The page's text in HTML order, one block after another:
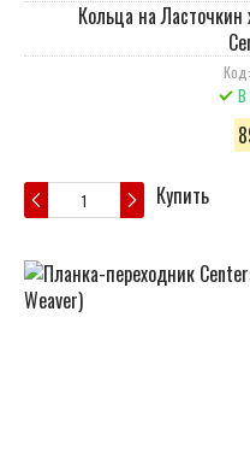
Кольца на Ласточкин
В
Купить